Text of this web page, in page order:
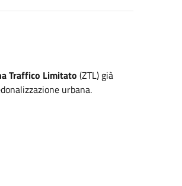
Traffico Limitato (ZTL) già
urbana.